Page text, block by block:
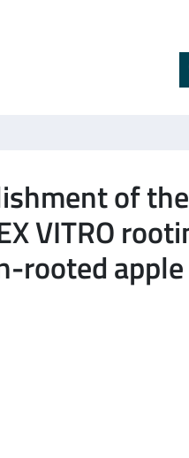
of
VITRO
rooted